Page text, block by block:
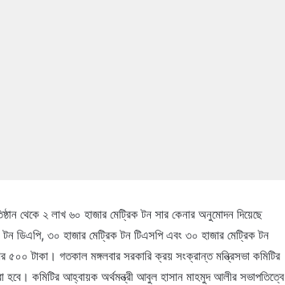
থেকে ২ লাখ ৬০ হাজার মেট্রিক টন সার কেনার অনুমোদন দিয়েছে
ডিএপি, ৩০ হাজার মেট্রিক টন টিএসপি এবং ৩০ হাজার মেট্রিক টন
টাকা। গতকাল মঙ্গলবার সরকারি ক্রয় সংক্রান্ত মন্ত্রিসভা কমিটির
কমিটির আহ্বায়ক অর্থমন্ত্রী আবুল হাসান মাহমুদ আলীর সভাপতিত্বে